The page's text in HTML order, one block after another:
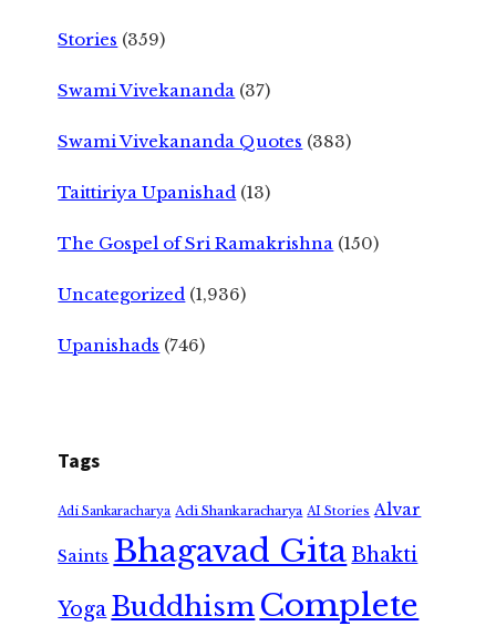
Stories (359)
Swami Vivekananda (37)
Swami Vivekananda Quotes (383)
Taittiriya Upanishad (13)
The Gospel of Sri Ramakrishna (150)
Uncategorized (1,936)
Upanishads (746)
Tags
Adi Sankaracharya Adi Shankaracharya AI Stories Alvar
Saints Bhagavad GitaBhakti
Yoga Buddhism Complete